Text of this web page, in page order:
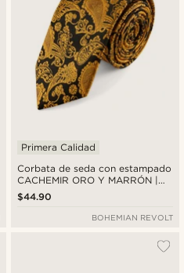
Corbata de seda con estampado
CACHEMIR ORO Y MARRÓN |
6cm
Primera Calidad
$44.90
BOHEMIAN REVOLT